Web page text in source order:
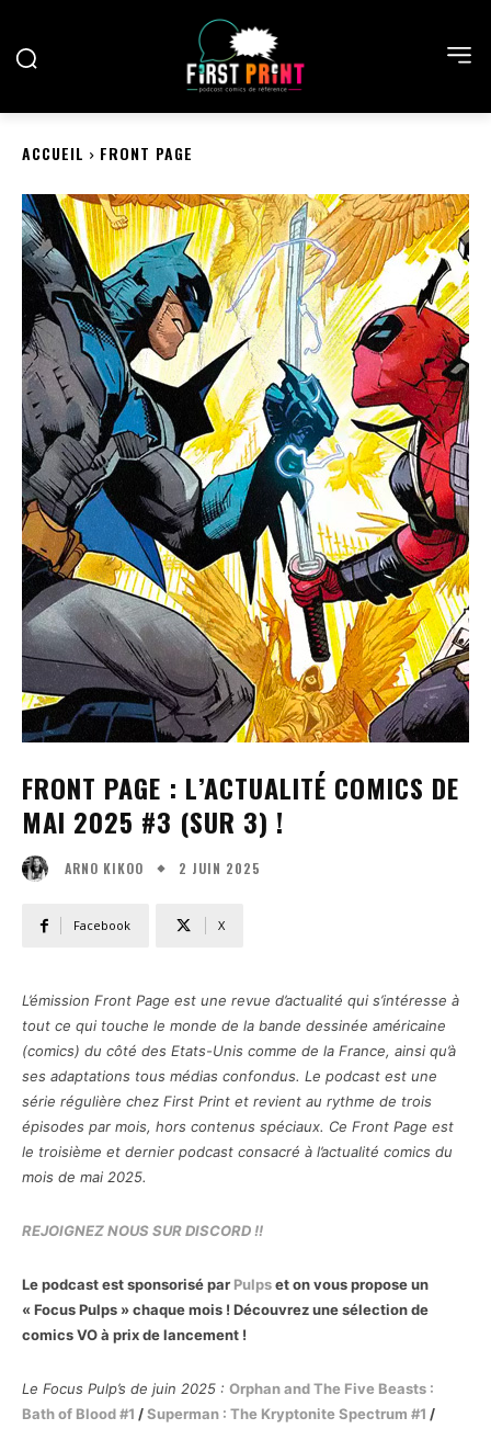
ACCUEIL FRONT PAGE
FRONT PAGE : L’ACTUALITÉ COMICS DE
MAI 2025 #3 (SUR 3) !
ARNO KIKOO 2 JUIN 2025
Facebook X
L’émission Front Page est une revue d’actualité qui s’intéresse à
tout ce qui touche le monde de la bande dessinée américaine
(comics) du côté des Etats-Unis comme de la France, ainsi qu’à
ses adaptations tous médias confondus. Le podcast est une
série régulière chez First Print et revient au rythme de trois
épisodes par mois, hors contenus spéciaux. Ce Front Page est
le troisième et dernier podcast consacré à l’actualité comics du
mois de mai 2025.
REJOIGNEZ NOUS SUR DISCORD !!
Le podcast est sponsorisé par Pulpset on vous propose un
« Focus Pulps » chaque mois ! Découvrez une sélection de
comics VO à prix de lancement !
Le Focus Pulp’s de juin 2025 : Orphan and The Five Beasts :
Bath of Blood #1 /Superman : The Kryptonite Spectrum #1 /